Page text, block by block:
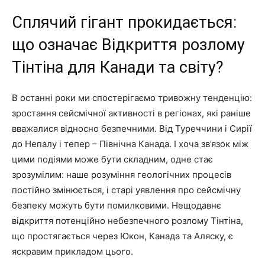
Сплячий гігант прокидається:
що означає Відкриття розлому
Тінтіна для Канади та світу?
В останні роки ми спостерігаємо тривожну тенденцію:
зростання сейсмічної активності в регіонах, які раніше
вважалися відносно безпечними. Від Туреччини і Сирії
до Непалу і тепер – Північна Канада. І хоча зв’язок між
цими подіями може бути складним, одне стає
зрозумілим: наше розуміння геологічних процесів
постійно змінюється, і старі уявлення про сейсмічну
безпеку можуть бути помилковими. Нещодавнє
відкриття потенційно небезпечного розлому Тінтіна,
що простягається через Юкон, Канада та Аляску, є
яскравим прикладом цього.